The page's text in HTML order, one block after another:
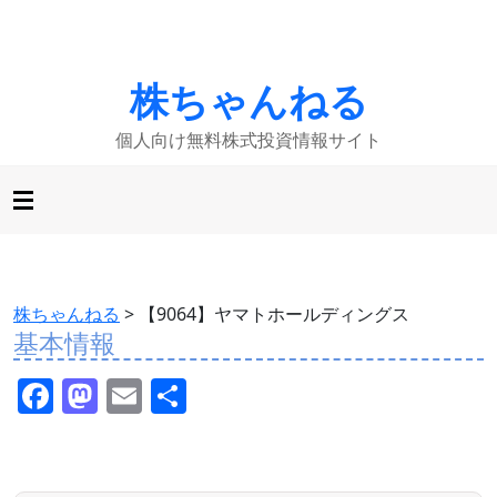
株ちゃんねる
個人向け無料株式投資情報サイト
株ちゃんねる > 【9064】ヤマトホールディングス
基本情報
F M E